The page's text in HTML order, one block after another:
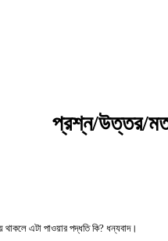
প্রশ্ন/উত্তর/
থাকলে এটা পাওয়ার পদ্ধতি কি? ধন্যবাদ।